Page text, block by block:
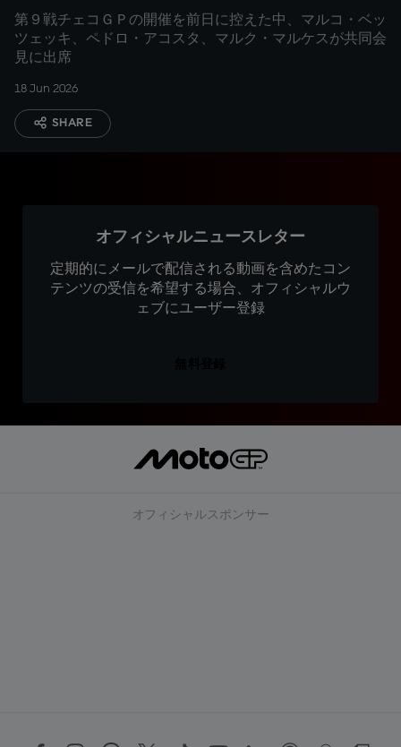
第９戦チェコＧＰの開催を前日に控えた中、マルコ・ベッ
ツェッキ、ペドロ・アコスタ、マルク・マルケスが共同会
見に出席
18 Jun 2026
SHARE
オフィシャルニュースレター
定期的にメールで配信される動画を含めたコン
テンツの受信を希望する場合、オフィシャルウ
ェブにユーザー登録
オフィシャルスポンサー